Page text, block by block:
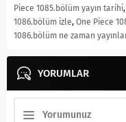
Piece 1085.bölüm yayın tarihi,
1086.bölüm izle, One Piece
1086.bölüm ne zaman
YORUMLAR